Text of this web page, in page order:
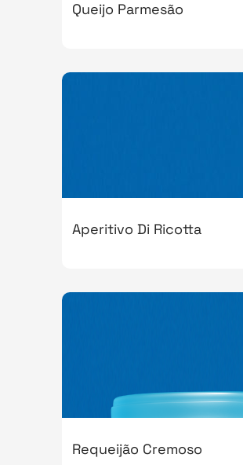
Queijo Parmesão
Aperitivo Di Ricotta
Requeijão Cremoso